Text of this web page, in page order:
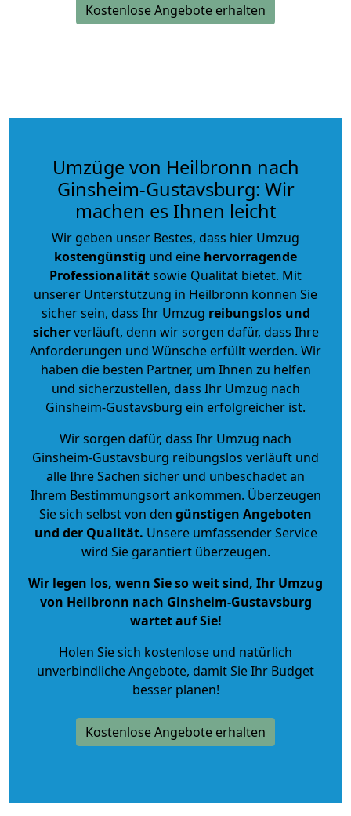
Kostenlose Angebote erhalten
Umzüge von Heilbronn nach
Ginsheim-Gustavsburg: Wir
machen es Ihnen leicht
Wir geben unser Bestes, dass hier Umzug
kostengünstig und eine hervorragende
Professionalitätsowie Qualität bietet. Mit
unserer Unterstützung in Heilbronn können Sie
sicher sein, dass Ihr Umzug reibungslos und
sicherverläuft, denn wir sorgen dafür, dass Ihre
Anforderungen und Wünsche erfüllt werden. Wir
haben die besten Partner, um Ihnen zu helfen
und sicherzustellen, dass Ihr Umzug nach
Ginsheim-Gustavsburg ein erfolgreicher ist.
Wir sorgen dafür, dass Ihr Umzug nach
Ginsheim-Gustavsburg reibungslos verläuft und
alle Ihre Sachen sicher und unbeschadet an
Ihrem Bestimmungsort ankommen. Überzeugen
Sie sich selbst von den günstigen Angeboten
und der Qualität. Unsere umfassender Service
wird Sie garantiert überzeugen.
Wir legen los, wenn Sie so weit sind, Ihr Umzug
von Heilbronn nach Ginsheim-Gustavsburg
wartet auf Sie!
Holen Sie sich kostenlose und natürlich
unverbindliche Angebote, damit Sie Ihr Budget
besser planen!
Kostenlose Angebote erhalten